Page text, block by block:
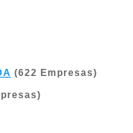
(622 Empresas)